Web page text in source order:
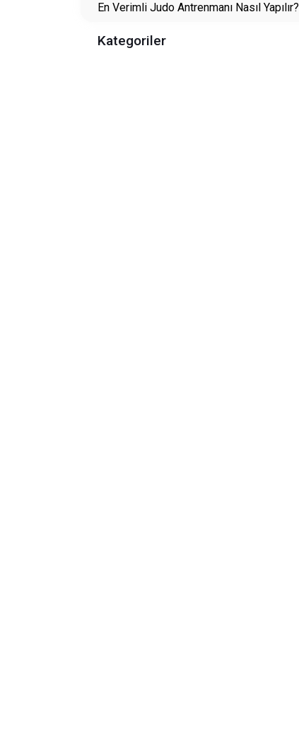
En Verimli Judo Antrenmanı Nasıl Yapılır?
Kategoriler